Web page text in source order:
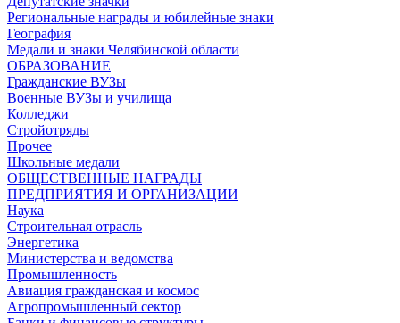
Региональные награды и юбилейные знаки
География
Медали и знаки Челябинской области
ОБРАЗОВАНИЕ
Гражданские ВУЗы
Военные ВУЗы и училища
Колледжи
Стройотряды
Прочее
Школьные медали
ОБЩЕСТВЕННЫЕ НАГРАДЫ
ПРЕДПРИЯТИЯ И ОРГАНИЗАЦИИ
Наука
Строительная отрасль
Энергетика
Министерства и ведомства
Промышленность
Авиация гражданская и космос
Агропромышленный сектор